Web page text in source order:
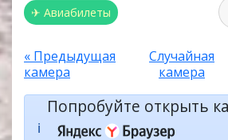
✈ Авиабилеты
« Предыдущая
камера
Случайная
камера
ℹ️
Попробуйте открыть